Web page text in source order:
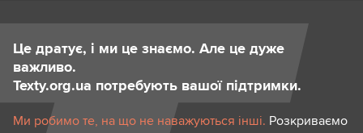
Це дратує, і ми це знаємо. Але це дуже
важливо.
Texty.org.ua потребують вашої підтримки.
Ми робимо те, на що не наважуються інші. Розкриваємо